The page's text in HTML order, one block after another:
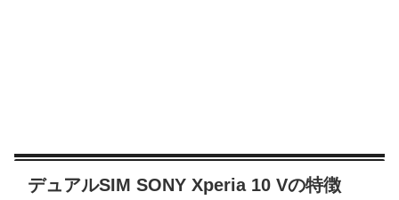
デュアルSIM SONY Xperia 10 Vの特徴